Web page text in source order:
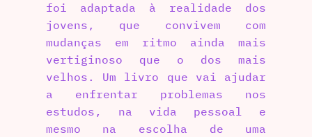
foi adaptada à realidade dos
jovens, que convivem com
mudanças em ritmo ainda mais
vertiginoso que o dos mais
velhos. Um livro que vai ajudar
a enfrentar problemas nos
estudos, na vida pessoal e
mesmo na escolha de uma